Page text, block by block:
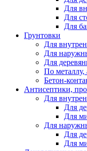
Для
Для
Для
Грунтовки
Для
Для
Для
По металлу,
Бетон-
Антисептики,
Для
Для
Для
Для
Для
Для